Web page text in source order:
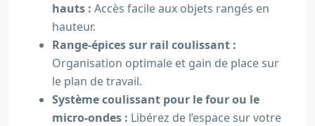
hauts : Accès facile aux objets rangés en
hauteur.
Range-épices sur rail coulissant :
Organisation optimale et gain de place sur
le plan de travail.
Système coulissant pour le four ou le
micro-ondes : Libérez de l’espace sur votre